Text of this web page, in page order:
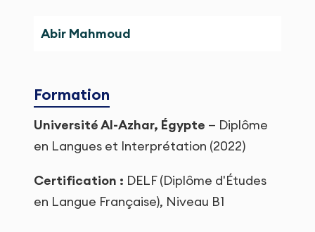
Abir Mahmoud
Formation
Université Al-Azhar, Égypte — Diplôme
en Langues et Interprétation (2022)
Certification : DELF (Diplôme d'Études
en Langue Française), Niveau B1